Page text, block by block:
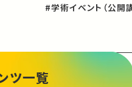
#学術イベント（公開
ツ一覧